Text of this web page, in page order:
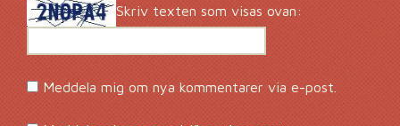
Skriv texten som visas ovan:
Meddela mig om nya kommentarer via e-post.